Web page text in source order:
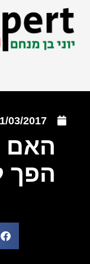
03/2017
האם
הפך